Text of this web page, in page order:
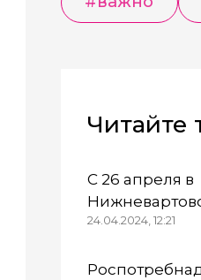
Читайте
С 26 апреля в
особый
24.04.2024, 12:21